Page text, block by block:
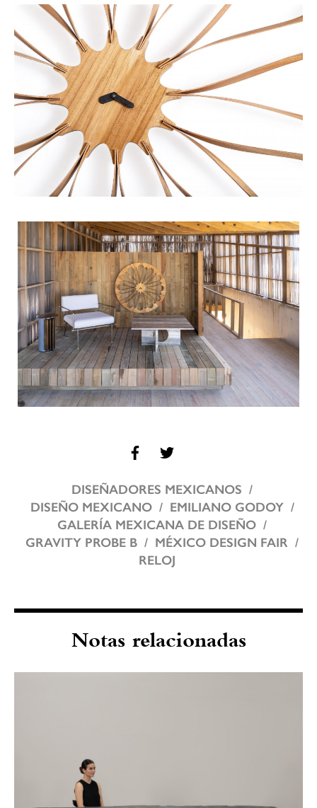
DISEÑADORES MEXICANOS
DISEÑO MEXICANO
EMILIANO GODOY
GALERÍA MEXICANA DE DISEÑO
GRAVITY PROBE B
MÉXICO DESIGN FAIR
RELOJ
Notas relacionadas